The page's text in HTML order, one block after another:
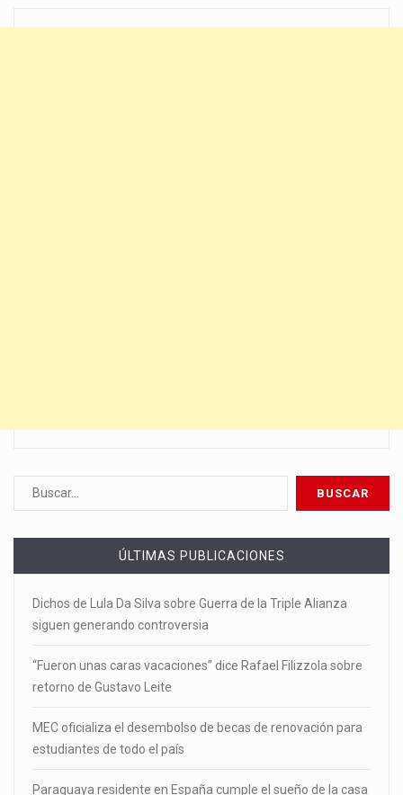
ÚLTIMAS PUBLICACIONES
Dichos de Lula Da Silva sobre Guerra de la Triple Alianza
siguen generando controversia
“Fueron unas caras vacaciones” dice Rafael Filizzola sobre
retorno de Gustavo Leite
MEC oficializa el desembolso de becas de renovación para
estudiantes de todo el país
Paraguaya residente en España cumple el sueño de la casa